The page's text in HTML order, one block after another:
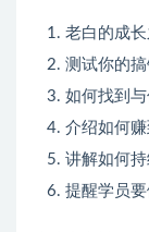
老白的成
测试你的搞
如何找到与
介绍如何赚
讲解如何持
提醒学员要